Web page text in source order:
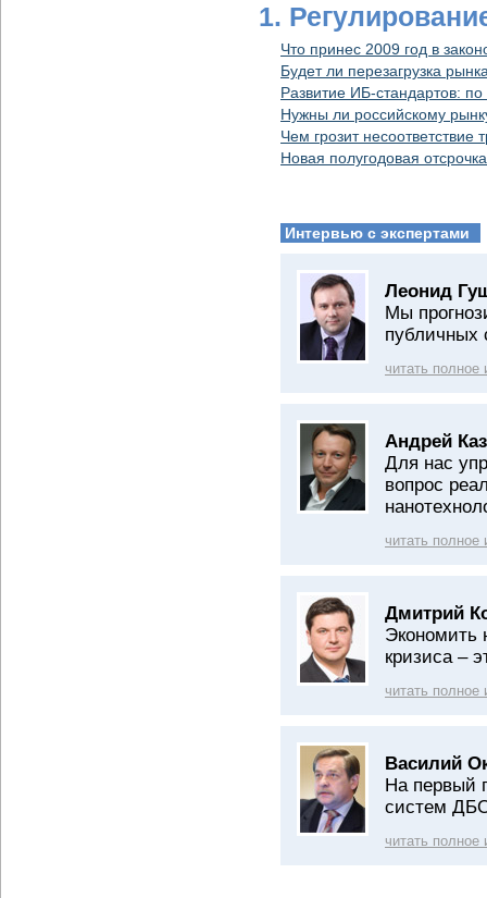
1.
Что принес 2009 год в
Будет ли перезагрузка
Развитие ИБ-стандартов:
Нужны ли российскому
Чем грозит
Новая полугодовая
Интервью с экспертами
Леонид
Мы
публичных
читать полное
Андрей
Для нас
вопрос
читать полное
Дмитрий
Экономить
кризиса –
читать полное
Василий
На первый
систем
читать полное